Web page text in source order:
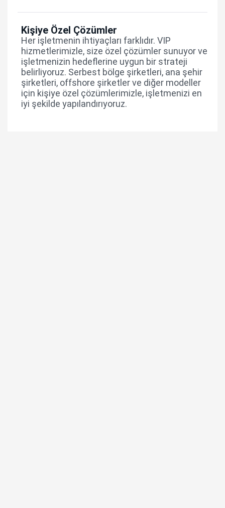
Kişiye Özel Çözümler
Her işletmenin ihtiyaçları farklıdır. VIP
hizmetlerimizle, size özel çözümler sunuyor ve
işletmenizin hedeflerine uygun bir strateji
belirliyoruz. Serbest bölge şirketleri, ana şehir
şirketleri, offshore şirketler ve diğer modeller
için kişiye özel çözümlerimizle, işletmenizi en
iyi şekilde yapılandırıyoruz.